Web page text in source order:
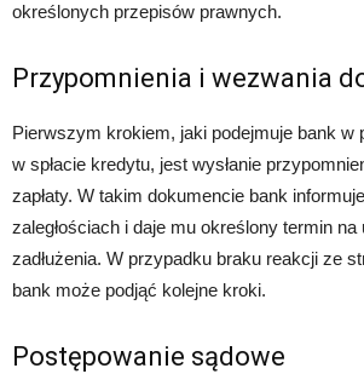
określonych przepisów prawnych.
Przypomnienia i wezwania
Pierwszym krokiem, jaki podejmuje bank w
w spłacie kredytu, jest wysłanie
zapłaty. W takim dokumencie bank
zaległościach i daje mu określony termin na
zadłużenia. W przypadku braku reakcji ze
bank może podjąć kolejne kroki.
Postępowanie sądowe